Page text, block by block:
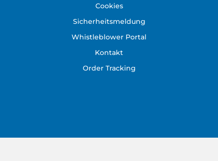
Cookies
Sicherheitsmeldung
Whistleblower Portal
Kontakt
Order Tracking